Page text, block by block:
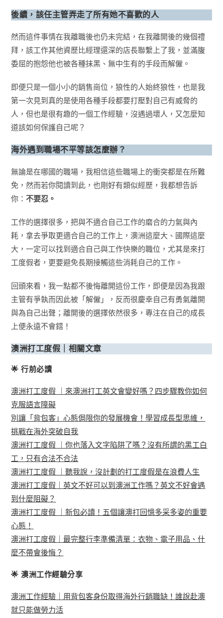
後續，該任主管弄走了所有她不喜歡的人
然而這件事情在我離職後也仍未完結，在我離開後的幾個禮
拜，該工作其他資歷比經理還深的店長聯繫上了我，並滿腹
委屈的抱怨他也被各種抹黑、無中生有的手段而解僱。
即便只是一個小小的銷售崗位，狼性的人始終狼性，也是我
第一次見到真的是使用各種手段都要打壓對自己有威脅的
人，但也是很有趣的一個工作經驗，沒遇過壞人，又怎麼知
道該如何保護自己呢？
海外遇到職場不平等該怎麼辦？
無論是在哪國的職場，我相信這些職場上的衝突都是在所難
免，然而若你閱讀到此，也剛好有類似經歷，我都想告訴
你：不要忍。
工作的選擇很多，把與不適合自己工作的磨合的力氣與內
耗，拿去爭取更適合自己的工作上，澳洲這麼大、國際這麼
大，一定可以找到適合自己與工作快樂的職位，尤其是來打
工度假者，更要避免長期接觸這些消耗自己的工作。
回頭來看，我一點都不後悔離開這份工作，即便是因為我跟
主管有爭執而因此被「解僱」，反而很慶幸自己有勇氣離開
與為自己出聲；離開後的選擇依然很多，專注在自己的成長
上便永遠不會錯！
澳洲打工度假｜相關文章
🌟 行前必讀
澳洲打工度假 ｜來澳洲打工英文會變好嗎？四步驟教你如何
克服語言障礙
別讓「背包客」心態侷限你的發展機會！學習成長型思維，
挑戰在海外突破自我
澳洲打工度假 ｜你也落入文字陷阱了嗎？沒有所謂的黑工白
工，只有合法不合法
澳洲打工度假 ｜聽我說，沒計劃的打工度假是在浪費人生
澳洲打工度假｜英文不好可以到澳洲工作嗎？英文不好會遇
到什麼阻礙？
澳洲打工度假 ｜新包必讀！五個讓澳打回憶多采多姿的重要
心態！
澳洲打工度假｜最完整行李準備清單：衣物、電子用品、什
麼不帶會後悔？
🌟 澳洲工作經驗分享
澳洲工作經驗｜用背包客身份取得海外行銷職缺！誰說赴澳
就只能做勞力活